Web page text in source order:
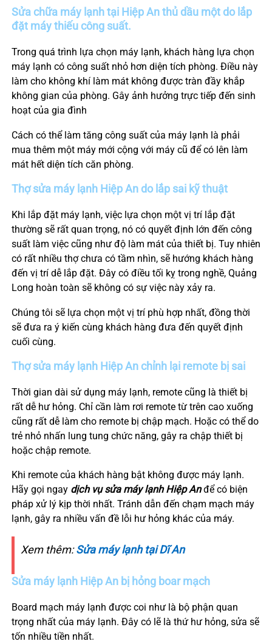
Sửa chữa máy lạnh tại Hiệp Anthủ dầu một do lắp
đặt máy thiếu công suất.
Trong quá trình lựa chọn máy lạnh, khách hàng lựa chọn
máy lạnh có công suất nhỏ hơn diện tích phòng. Điều này
làm cho không khí làm mát không được tràn đầy khắp
không gian của phòng. Gây ảnh hưởng trực tiếp đến sinh
hoạt của gia đình
Cách có thể làm tăng công suất của máy lạnh là phải
mua thêm một máy mới cộng với máy cũ để có lên làm
mát hết diện tích căn phòng.
Thợ sửa máy lạnh Hiệp An do lắp sai kỹ thuật
Khi lắp đặt máy lạnh, việc lựa chọn một vị trí lắp đặt
thường sẽ rất quan trọng, nó có quyết định lớn đến công
suất làm việc cũng như độ làm mát của thiết bị. Tuy nhiên
có rất nhiều thợ chưa có tầm nhìn, sẽ hướng khách hàng
đến vị trí dễ lắp đặt. Đây có điều tối kỵ trong nghề, Quảng
Long hoàn toàn sẽ không có sự việc này xảy ra.
Chúng tôi sẽ lựa chọn một vị trí phù hợp nhất, đồng thời
sẽ đưa ra ý kiến cùng khách hàng đưa đến quyết định
cuối cùng.
Thợ sửa máy lạnh Hiệp Anchỉnh lại remote bị sai
Thời gian dài sử dụng máy lạnh, remote cũng là thiết bị
rất dễ hư hỏng. Chỉ cần làm rơi remote từ trên cao xuống
cũng rất dễ làm cho remote bị chập mạch. Hoặc có thể do
trẻ nhỏ nhấn lung tung chức năng, gây ra chập thiết bị
hoặc chập remote.
Khi remote của khách hàng bật không được máy lạnh.
Hãy gọi ngay dịch vụ sửa máy lạnh Hiệp Anđể có biện
pháp xử lý kịp thời nhất. Tránh dẫn đến chạm mạch máy
lạnh, gây ra nhiều vấn đề lỗi hư hỏng khác của máy.
Xem thêm:Sửa máy lạnh tại Dĩ An
Sửa máy lạnh Hiệp Anbị hỏng boar mạch
Board mạch máy lạnh được coi như là bộ phận quan
trọng nhất của máy lạnh. Đây có lẽ là thứ hư hỏng, sửa sẽ
tốn nhiều tiền nhất.